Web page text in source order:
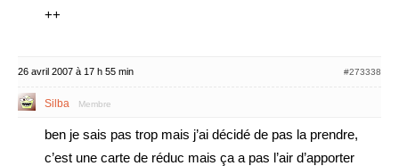
++
26 avril 2007 à 17 h 55 min #273338
Silba Membre
ben je sais pas trop mais j’ai décidé de pas la prendre,
c’est une carte de réduc mais ça a pas l’air d’apporter